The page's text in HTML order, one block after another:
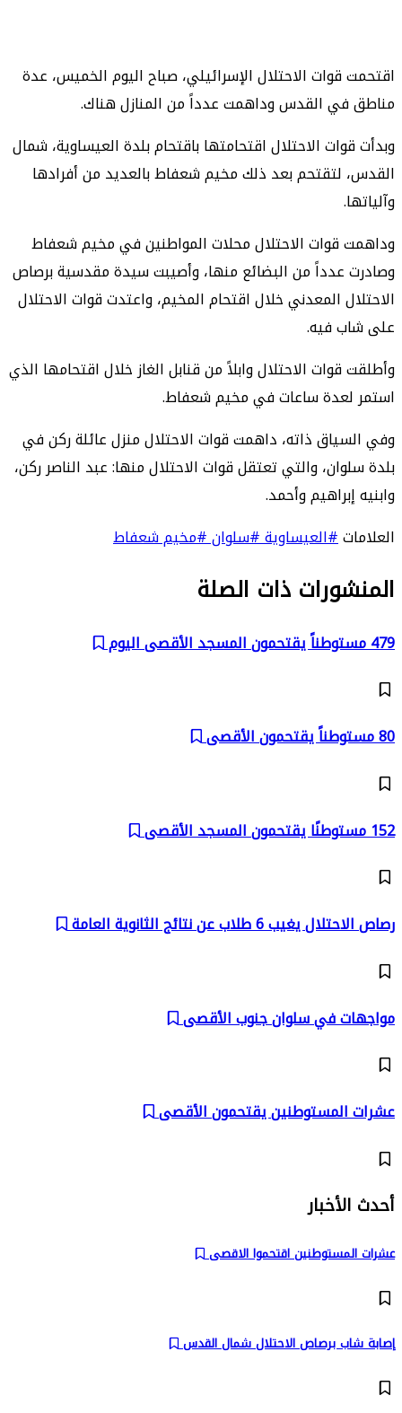
اقتحمت قوات الاحتلال الإسرائيلي، صباح اليوم الخميس، عدة
مناطق في القدس وداهمت عدداً من المنازل هناك.
وبدأت قوات الاحتلال اقتحامتها باقتحام بلدة العيساوية، شمال
القدس، لتقتحم بعد ذلك مخيم شعفاط بالعديد من أفرادها
وآلياتها.
وداهمت قوات الاحتلال محلات المواطنين في مخيم شعفاط
وصادرت عدداً من البضائع منها، وأصيبت سيدة مقدسية برصاص
الاحتلال المعدني خلال اقتحام المخيم، واعتدت قوات الاحتلال
على شاب فيه.
وأطلقت قوات الاحتلال وابلاً من قنابل الغاز خلال اقتحامها الذي
استمر لعدة ساعات في مخيم شعفاط.
وفي السياق ذاته، داهمت قوات الاحتلال منزل عائلة ركن في
بلدة سلوان، والتي تعتقل قوات الاحتلال منها: عبد الناصر ركن،
وابنيه إبراهيم وأحمد.
العلامات#العيساوية#سلوان#مخيم شعفاط
المنشورات ذات الصلة
479 مستوطناً يقتحمون المسجد الأقصى اليوم
80 مستوطناً يقتحمون الأقصى
152 مستوطنًا يقتحمون المسجد الأقصى
رصاص الاحتلال يغيب 6 طلاب عن نتائج الثانوية العامة
مواجهات في سلوان جنوب الأقصى
عشرات المستوطنين يقتحمون الأقصى
أحدث الأخبار
عشرات المستوطنين اقتحموا الاقصى
إصابة شاب برصاص الاحتلال شمال القدس